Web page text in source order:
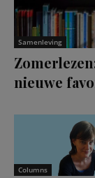
Samenleving
nieuwe
Columns